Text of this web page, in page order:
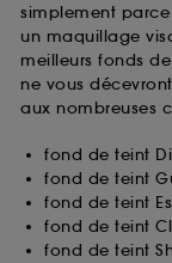
simplement
un maquillage
meilleurs fonds
ne vous
aux nombreuses
fond de teint
fond de teint
fond de teint
fond de teint
fond de teint